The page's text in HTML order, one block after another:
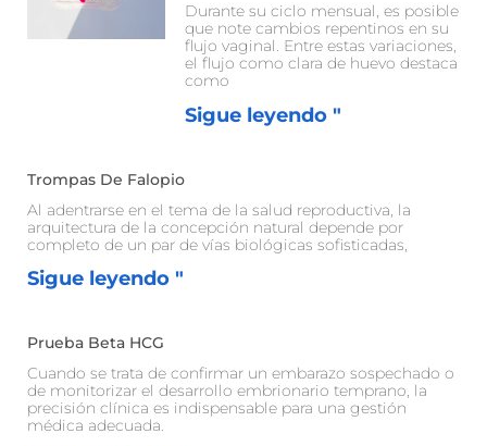
Durante su ciclo mensual, es posible
que note cambios repentinos en su
flujo vaginal. Entre estas variaciones,
el flujo como clara de huevo destaca
como
Sigue leyendo "
Trompas De Falopio
Al adentrarse en el tema de la salud reproductiva, la
arquitectura de la concepción natural depende por
completo de un par de vías biológicas sofisticadas,
Sigue leyendo "
Prueba Beta HCG
Cuando se trata de confirmar un embarazo sospechado o
de monitorizar el desarrollo embrionario temprano, la
precisión clínica es indispensable para una gestión
médica adecuada.